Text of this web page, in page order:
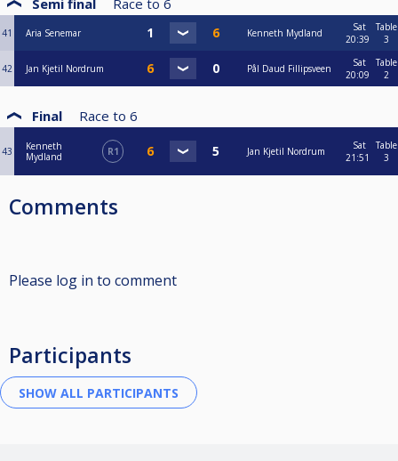
Semi final Race to 6
41 Aria Senemar Kenneth Mydland
Sat
20:39
Table
3
42 Jan Kjetil Nordrum Pål Daud Fillipsveen
Sat
20:09
Table
2
Final Race to 6
43
Kenneth
Mydland
R1 Jan Kjetil Nordrum
Sat
21:51
Table
3
Comments
Please log in to comment
Participants